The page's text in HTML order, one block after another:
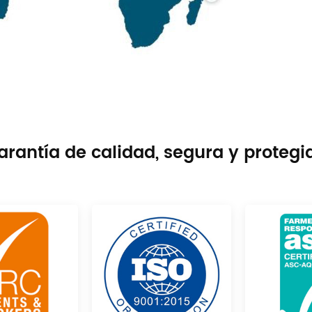
de calidad, segura y